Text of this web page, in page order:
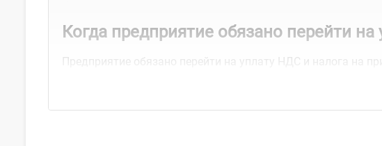
Когда предприятие обязано перейти
Предприятие обязано перейти на уплату НДС и налога на